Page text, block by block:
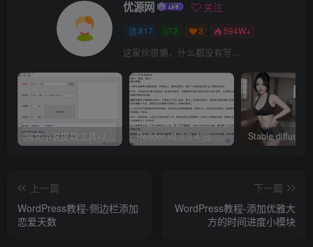
优源网 关注
817 2 3 594W+
这家伙很懒，什么都没有写...
网文小说提取工具v2.10.02 可以自动下载小说 从此不再花钱看小说 Reader v2.0.0.4 极简小说阅读器支持导入在线及离线书源
上一篇
WordPress教程-侧边栏添加
恋爱天数
下一篇
WordPress教程-添加优雅大
方的时间进度小模块